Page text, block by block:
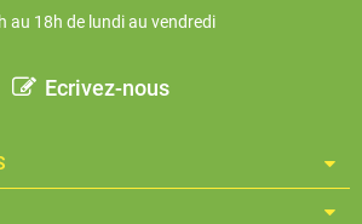
au 18h de lundi au vendredi
Ecrivez-nous